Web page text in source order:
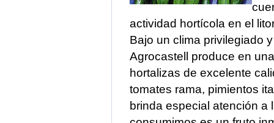
actividad hortícola en el
Bajo un clima privilegiado
Agrocastell produce en
hortalizas de excelente
tomates rama, pimientos
brinda especial atención a